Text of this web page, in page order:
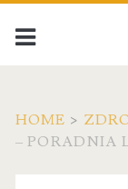
HOME >
– PORADNIA